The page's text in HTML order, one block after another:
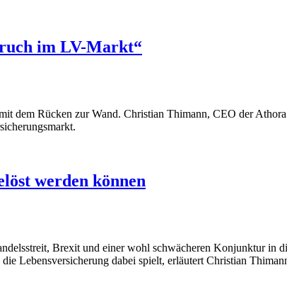
im LV-Markt“
dem Rücken zur Wand. Christian Thimann, CEO der
werden können
Brexit und einer wohl schwächeren Konjunktur in
Lebensversicherung dabei spielt, erläutert Christian